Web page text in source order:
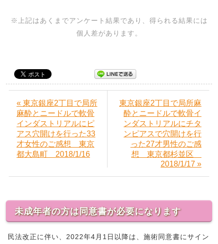
※上記はあくまでアンケート結果であり、得られる結果には
個人差があります。
« 東京銀座2丁目で局所
麻酔とニードルで軟骨
インダストリアルにピ
アス穴開けを行った33
才女性のご感想 東京
都大島町 2018/1/16
東京銀座2丁目で局所麻
酔とニードルで軟骨イ
ンダストリアルにチタ
ンピアスで穴開けを行
った27才男性のご感
想 東京都杉並区
2018/1/17 »
未成年者の方は同意書が必要になります
民法改正に伴い、2022年4月1日以降は、施術同意書にサイン